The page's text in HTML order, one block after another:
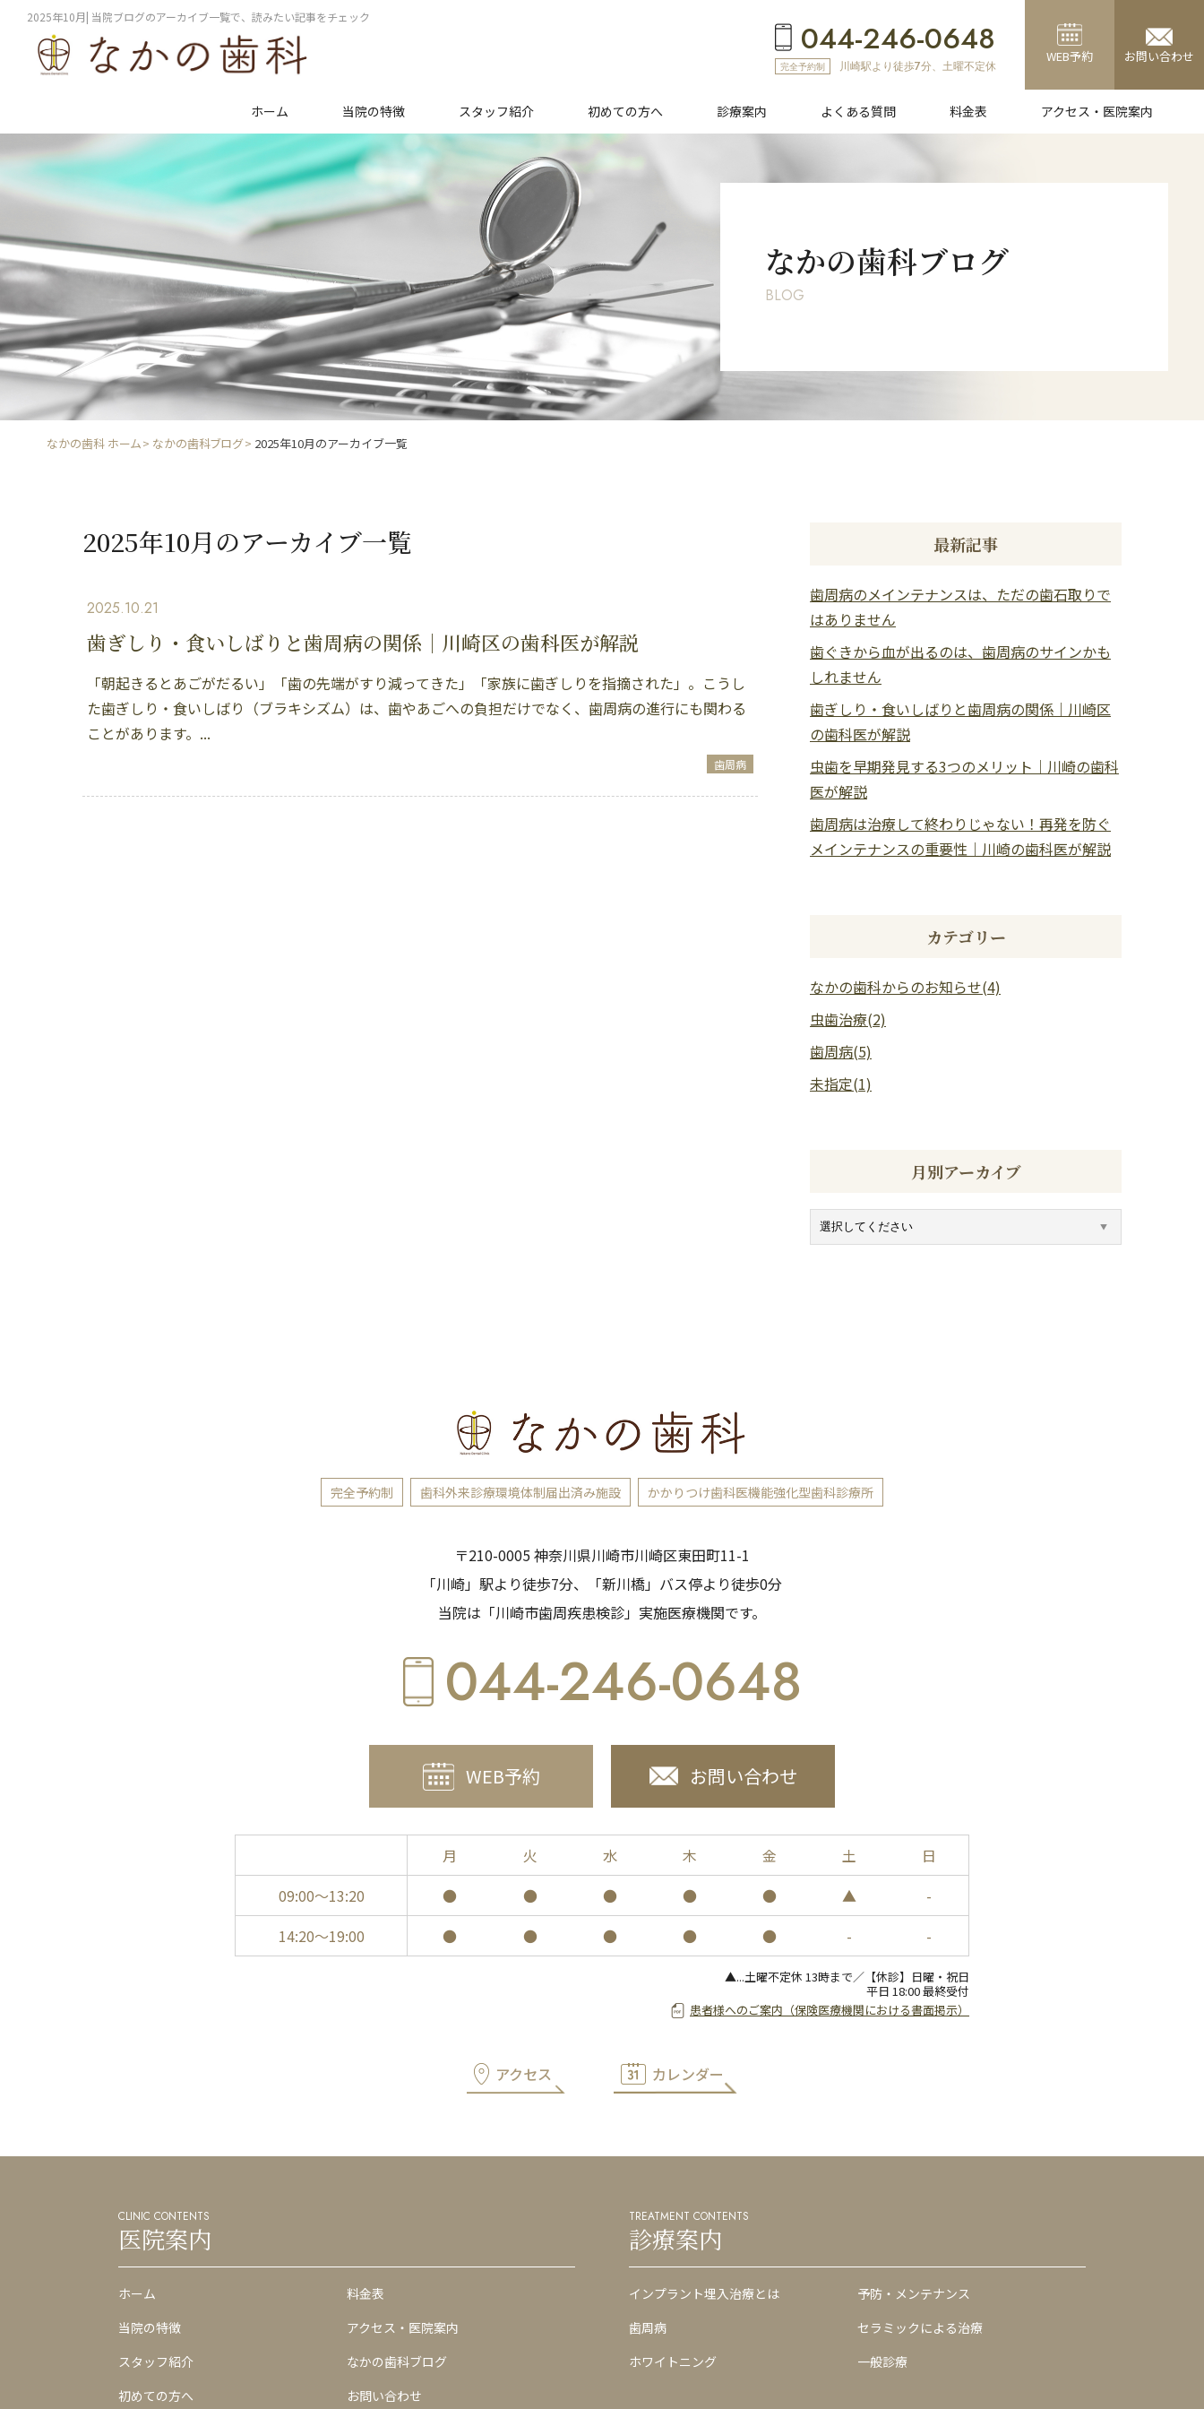
2025年10月| 当院ブログのアーカイブ一覧で、読みたい記事をチェック
044-246-0648
完全予約制 川崎駅より徒歩7分、土曜不定休
WEB予約 お問い合わせ
ホーム 当院の特徴 スタッフ紹介 初めての方へ 診療案内
インプラント 予防・メンテナンス
よくある質問 料金表 アクセス・医院案内
なかの歯科ブログ
BLOG
なかの歯科 ホーム なかの歯科ブログ 2025年10月のアーカイブ一覧
2025年10月のアーカイブ一覧
2025.10.21
歯ぎしり・食いしばりと歯周病の関係｜川崎区の歯科医が解説
「朝起きるとあごがだるい」「歯の先端がすり減ってきた」「家族に歯ぎしりを指摘された」。こうし
た歯ぎしり・食いしばり（ブラキシズム）は、歯やあごへの負担だけでなく、歯周病の進行にも関わる
ことがあります。...
歯周病
最新記事
歯周病のメインテナンスは、ただの歯石取りで
はありません
歯ぐきから血が出るのは、歯周病のサインかも
しれません
歯ぎしり・食いしばりと歯周病の関係｜川崎区
の歯科医が解説
虫歯を早期発見する3つのメリット｜川崎の歯科
医が解説
歯周病は治療して終わりじゃない！再発を防ぐ
メインテナンスの重要性｜川崎の歯科医が解説
カテゴリー
なかの歯科からのお知らせ(4)
虫歯治療(2)
歯周病(5)
未指定(1)
月別アーカイブ
完全予約制 歯科外来診療環境体制届出済み施設 かかりつけ歯科医機能強化型歯科診療所
〒210-0005 神奈川県川崎市川崎区東田町11-1
「川崎」駅より徒歩7分、
「新川橋」バス停より徒歩0分
当院は「川崎市歯周疾患検診」実施医療機関です。
044-246-0648
WEB予約 お問い合わせ
月 火 水 木 金 土
日
09:00〜13:20
● ● ● ● ● ▲
-
14:20〜19:00
● ● ● ● ● - -
▲...土曜不定休 13時まで／【休診】日曜・祝日
平日 18:00 最終受付
患者様へのご案内（保険医療機関における書面掲示）
アクセス カレンダー
CLINIC CONTENTS
医院案内
ホーム
当院の特徴
スタッフ紹介
初めての方へ
料金表
アクセス・医院案内
なかの歯科ブログ
お問い合わせ
TREATMENT CONTENTS
診療案内
インプラント埋入治療とは
歯周病
ホワイトニング
予防・メンテナンス
セラミックによる治療
一般診療